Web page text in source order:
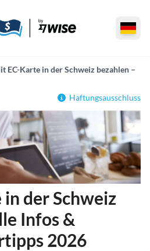
EC-Karte in der Schweiz bezahlen –
Haftungsausschluss
der Schweiz
Infos &
2026